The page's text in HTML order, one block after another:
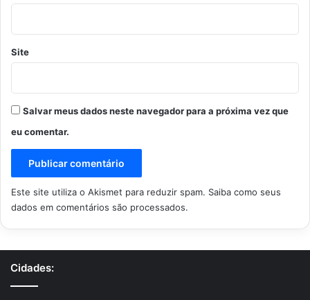
Site
Salvar meus dados neste navegador para a próxima vez que
eu comentar.
Este site utiliza o Akismet para reduzir spam. Saiba como seus
dados em comentários são processados.
Cidades: